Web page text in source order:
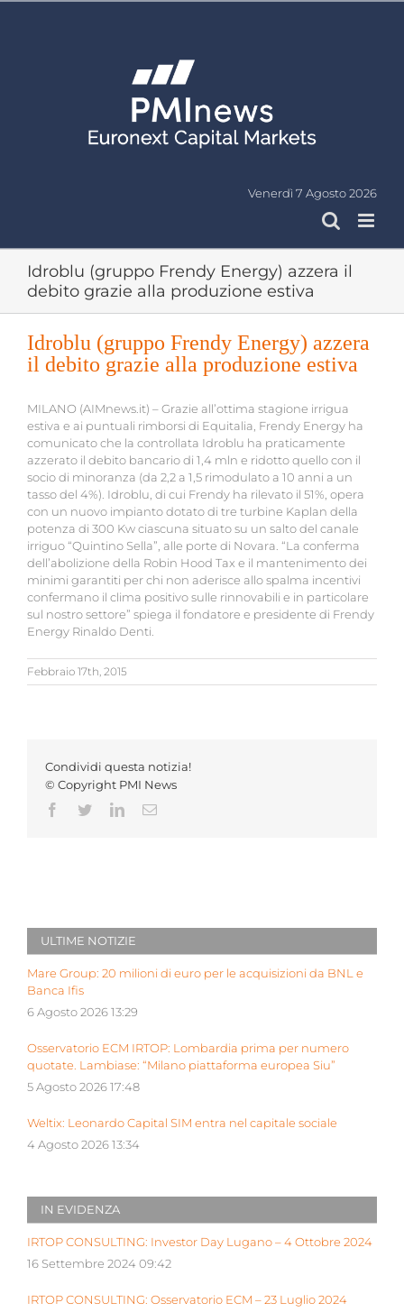
Venerdì 7 Agosto 2026
Idroblu (gruppo Frendy Energy) azzera il
debito grazie alla produzione estiva
Idroblu (gruppo Frendy Energy) azzera
il debito grazie alla produzione estiva
MILANO (AIMnews.it) – Grazie all’ottima stagione irrigua
estiva e ai puntuali rimborsi di Equitalia, Frendy Energy ha
comunicato che la controllata Idroblu ha praticamente
azzerato il debito bancario di 1,4 mln e ridotto quello con il
socio di minoranza (da 2,2 a 1,5 rimodulato a 10 anni a un
tasso del 4%). Idroblu, di cui Frendy ha rilevato il 51%, opera
con un nuovo impianto dotato di tre turbine Kaplan della
potenza di 300 Kw ciascuna situato su un salto del canale
irriguo “Quintino Sella”, alle porte di Novara. “La conferma
dell’abolizione della Robin Hood Tax e il mantenimento dei
minimi garantiti per chi non aderisce allo spalma incentivi
confermano il clima positivo sulle rinnovabili e in particolare
sul nostro settore” spiega il fondatore e presidente di Frendy
Energy Rinaldo Denti.
Febbraio 17th, 2015
Condividi questa notizia!
© Copyright PMI News
Facebook
TwitterLinkedInEmail
ULTIME NOTIZIE
Mare Group: 20 milioni di euro per le acquisizioni da BNL e
Banca Ifis
6 Agosto 2026 13:29
Osservatorio ECM IRTOP: Lombardia prima per numero
quotate. Lambiase: “Milano piattaforma europea Siu”
5 Agosto 2026 17:48
Weltix: Leonardo Capital SIM entra nel capitale sociale
4 Agosto 2026 13:34
IN EVIDENZA
IRTOP CONSULTING: Investor Day Lugano – 4 Ottobre 2024
16 Settembre 2024 09:42
IRTOP CONSULTING: Osservatorio ECM – 23 Luglio 2024